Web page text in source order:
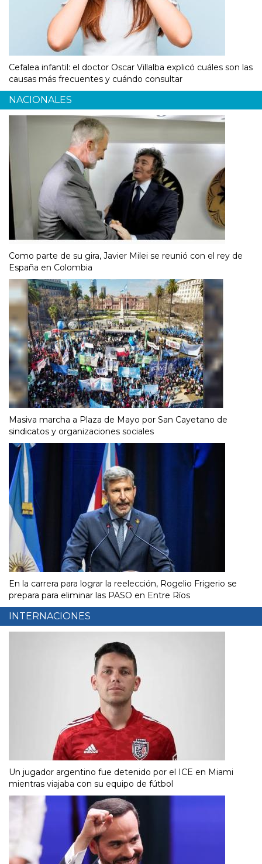
Cefalea infantil: el doctor Oscar Villalba explicó cuáles son las
causas más frecuentes y cuándo consultar
NACIONALES
Como parte de su gira, Javier Milei se reunió con el rey de
España en Colombia
Masiva marcha a Plaza de Mayo por San Cayetano de
sindicatos y organizaciones sociales
En la carrera para lograr la reelección, Rogelio Frigerio se
prepara para eliminar las PASO en Entre Ríos
INTERNACIONES
Un jugador argentino fue detenido por el ICE en Miami
mientras viajaba con su equipo de fútbol